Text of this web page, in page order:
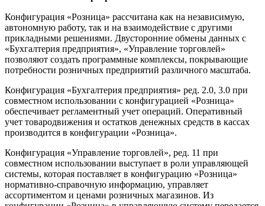
Конфигурация «Розница» рассчитана как на независимую,
автономную работу, так и на взаимодействие с другими
прикладными решениями. Двусторонние обмены данных с
«Бухгалтерия предприятия», «Управление торговлей»
позволяют создать программные комплексы, покрывающие
потребности розничных предприятий различного масштаба.
Конфигурация «Бухгалтерия предприятия» ред. 2.0, 3.0 при
совместном использовании с конфигурацией «Розница»
обеспечивает регламентный учет операций. Оперативный
учет товародвижения и остатков денежных средств в кассах
производится в конфигурации «Розница».
Конфигурация «Управление торговлей», ред. 11 при
совместном использовании выступает в роли управляющей
системы, которая поставляет в конфигурацию «Розница»
нормативно-справочную информацию, управляет
ассортиментом и ценами розничных магазинов. Из